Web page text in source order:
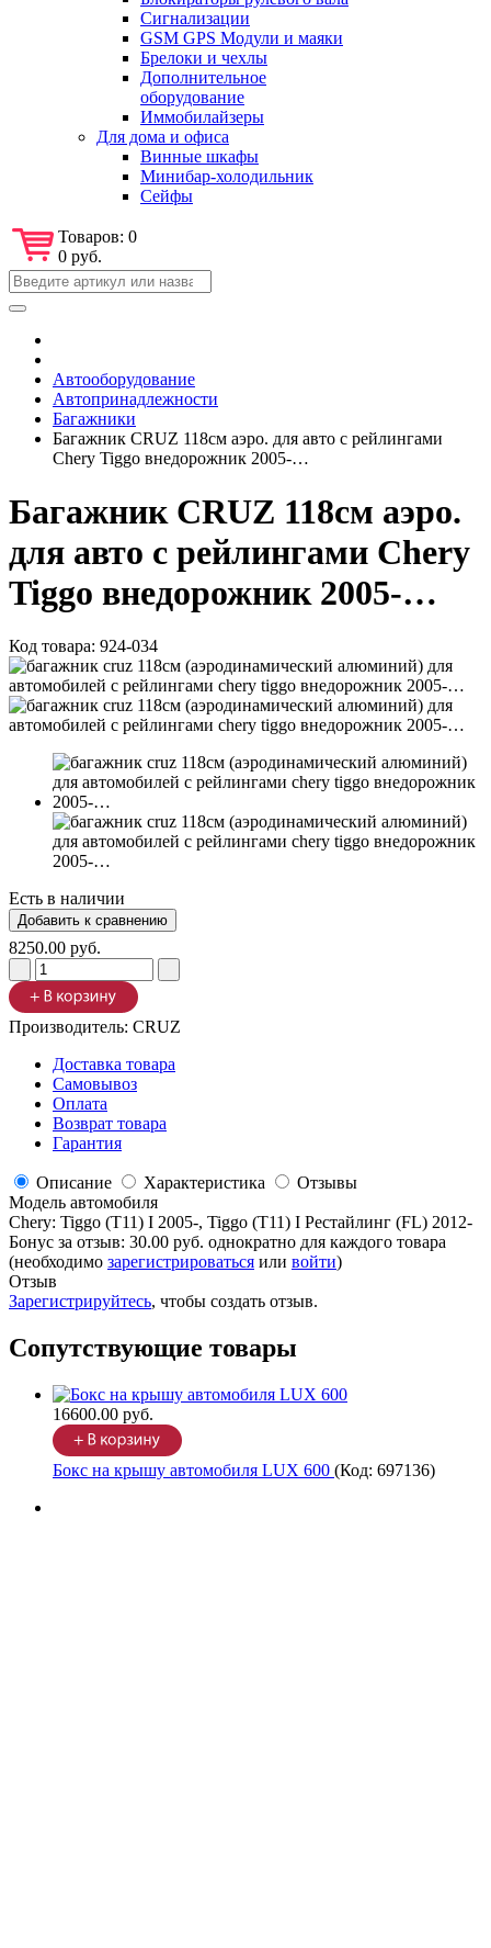
Сигнализации
GSM GPS Модули и маяки
Брелоки и чехлы
Дополнительное
оборудование
Иммобилайзеры
Для дома и офиса
Винные шкафы
Минибар-холодильник
Сейфы
Товаров: 0
0 руб.
Автооборудование
Автопринадлежности
Багажники
Багажник CRUZ 118см аэро. для авто с рейлингами
Chery Tiggo внедорожник 2005-…
Багажник CRUZ 118см аэро.
для авто с рейлингами Chery
Tiggo внедорожник 2005-…
Код товара: 924-034
Есть в наличии
8250.00 руб.
Производитель: CRUZ
Доставка товара
Самовывоз
Оплата
Возврат товара
Гарантия
Описание Характеристика
Отзывы
Модель автомобиля
Chery: Tiggo (T11) I 2005-, Tiggo (T11) I Рестайлинг (FL) 2012-
Бонус за отзыв: 30.00 руб. однократно для каждого товара
(необходимо зарегистрироваться или войти)
Отзыв
Зарегистрируйтесь, чтобы создать отзыв.
Сопутствующие товары
16600.00 руб.
Бокс на крышу автомобиля LUX 600 (Код: 697136)